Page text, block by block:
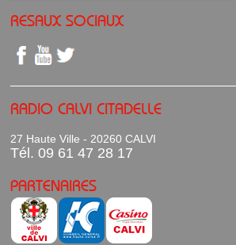
RESAUX SOCIAUX
RADIO CALVI CITADELLE
27 Haute Ville - 20260 CALVI
Tél. 09 61 47 28 17
PARTENAIRES